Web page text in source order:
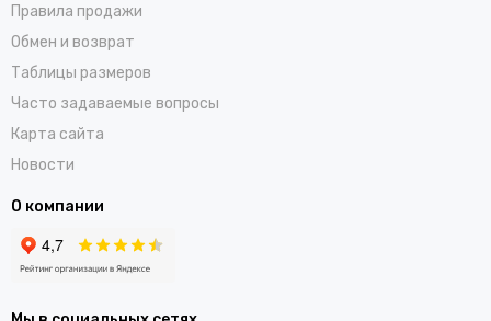
Правила продажи
Обмен и возврат
Таблицы размеров
Часто задаваемые вопросы
Карта сайта
Новости
О компании